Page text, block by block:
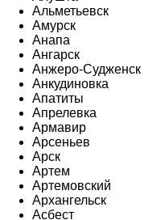
Альметьевск
Амурск
Анапа
Ангарск
Анжеро-Судженск
Анкудиновка
Апатиты
Апрелевка
Армавир
Арсеньев
Арск
Артем
Артемовский
Архангельск
Асбест